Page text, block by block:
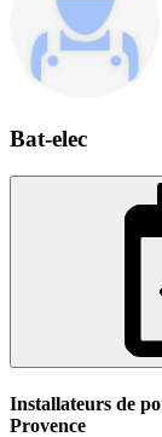
Bat-elec
Installateurs de
Provence